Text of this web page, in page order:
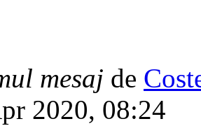
mesaj de
2020, 08:24